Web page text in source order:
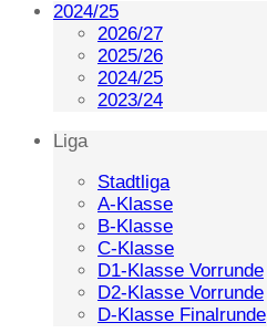
2024/25
2026/27
2025/26
2024/25
2023/24
Liga
Stadtliga
A-Klasse
B-Klasse
C-Klasse
D1-Klasse Vorrunde
D2-Klasse Vorrunde
D-Klasse Finalrunde